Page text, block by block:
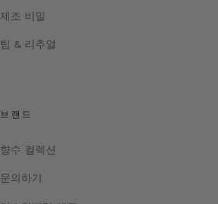
제조 비밀
팁 & 리추얼
브랜드
향수 컬렉션
문의하기